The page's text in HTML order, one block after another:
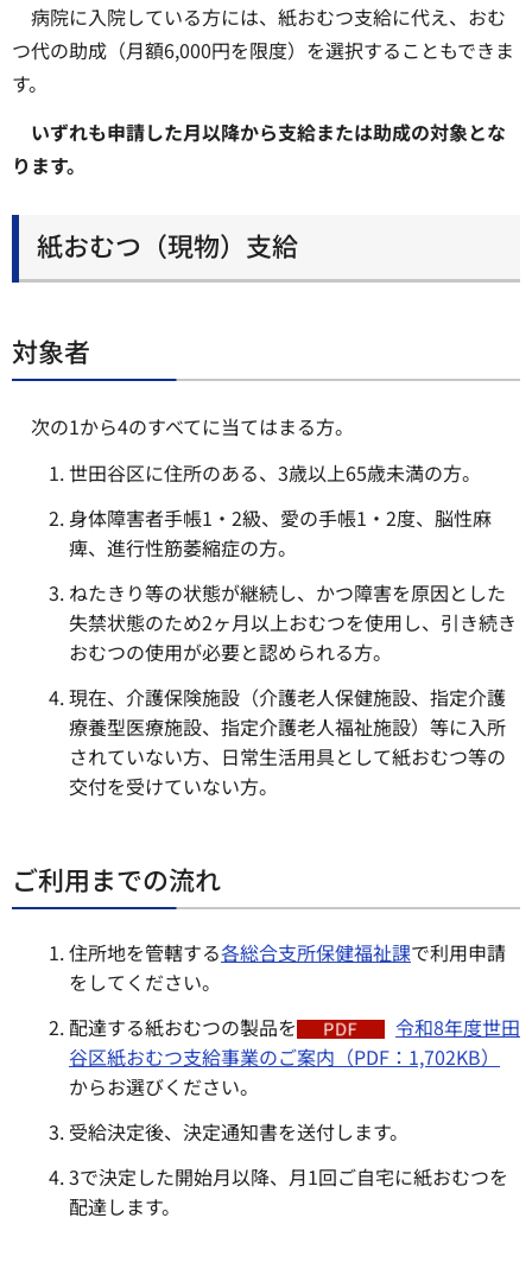
病院に入院している方には、紙おむつ支給に代え、おむ
つ代の助成（月額6,000円を限度）を選択することもできま
す。
いずれも申請した月以降から支給または助成の対象とな
ります。
紙おむつ（現物）支給
対象者
次の1から4のすべてに当てはまる方。
世田谷区に住所のある、3歳以上65歳未満の方。
身体障害者手帳1・2級、愛の手帳1・2度、脳性麻
痺、進行性筋萎縮症の方。
ねたきり等の状態が継続し、かつ障害を原因とした
失禁状態のため2ヶ月以上おむつを使用し、引き続き
おむつの使用が必要と認められる方。
現在、介護保険施設（介護老人保健施設、指定介護
療養型医療施設、指定介護老人福祉施設）等に入所
されていない方、日常生活用具として紙おむつ等の
交付を受けていない方。
ご利用までの流れ
住所地を管轄する各総合支所保健福祉課で利用申請
をしてください。
配達する紙おむつの製品を
令和8年度世田
谷区紙おむつ支給事業のご案内（PDF：1,702KB）
からお選びください。
受給決定後、決定通知書を送付します。
3で決定した開始月以降、月1回ご自宅に紙おむつを
配達します。